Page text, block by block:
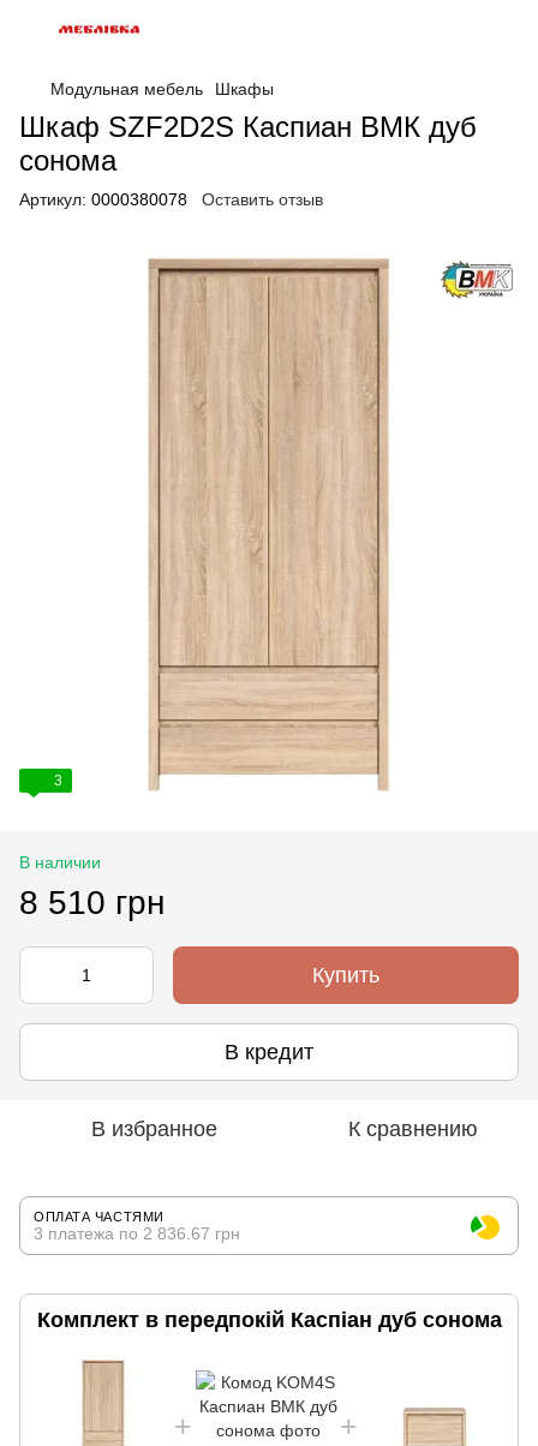
Модульная мебель Шкафы
Шкаф SZF2D2S Каспиан ВМК дуб
сонома
Артикул: 0000380078 Оставить отзыв
3
В наличии
8 510 грн
Купить
В кредит
В избранное К сравнению
ОПЛАТА ЧАСТЯМИ
3 платежа по 2 836.67 грн
Комплект в передпокій Каспіан дуб сонома